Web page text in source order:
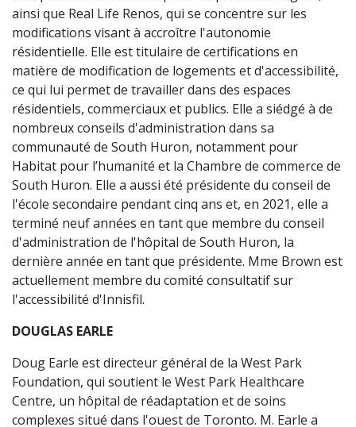
ainsi que Real Life Renos, qui se concentre sur les
modifications visant à accroître l'autonomie
résidentielle. Elle est titulaire de certifications en
matière de modification de logements et d'accessibilité,
ce qui lui permet de travailler dans des espaces
résidentiels, commerciaux et publics. Elle a siédgé à de
nombreux conseils d'administration dans sa
communauté de South Huron, notamment pour
Habitat pour l’humanité et la Chambre de commerce de
South Huron. Elle a aussi été présidente du conseil de
l'école secondaire pendant cinq ans et, en 2021, elle a
terminé neuf années en tant que membre du conseil
d'administration de l'hôpital de South Huron, la
dernière année en tant que présidente. Mme Brown est
actuellement membre du comité consultatif sur
l'accessibilité d'Innisfil.
DOUGLAS EARLE
Doug Earle est directeur général de la West Park
Foundation, qui soutient le West Park Healthcare
Centre, un hôpital de réadaptation et de soins
complexes situé dans l'ouest de Toronto. M. Earle a